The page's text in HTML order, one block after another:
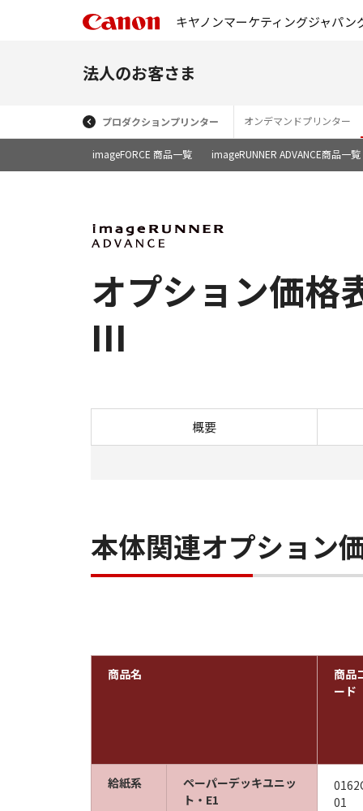
キヤノンマーケティングジャパン
法人のお客さま
プロダクションプリンター オンデマンドプリンター
imageFORCE 商品一覧 imageRUNNER ADVANCE商品一覧
オプション価
III
概要
本体関連オプション
商品名
商品
ード
給紙系
ペーパーデッキユニッ
ト・E1
01